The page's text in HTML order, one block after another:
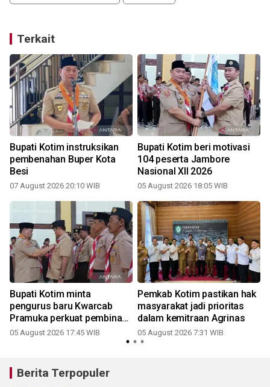
Terkait
Bupati Kotim instruksikan
pembenahan Buper Kota
Besi
07 August 2026 20:10 WIB
Bupati Kotim beri motivasi
104 peserta Jambore
Nasional XII 2026
05 August 2026 18:05 WIB
Bupati Kotim minta
pengurus baru Kwarcab
Pramuka perkuat pembinaan
hingga desa
05 August 2026 17:45 WIB
Pemkab Kotim pastikan hak
masyarakat jadi prioritas
dalam kemitraan Agrinas
05 August 2026 7:31 WIB
Berita Terpopuler